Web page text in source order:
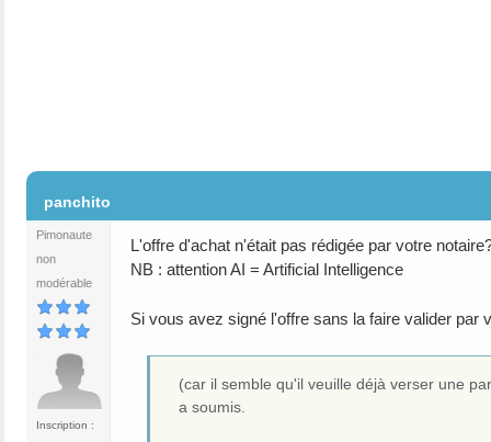
panchito
Pimonaute
non
modérable
Inscription :
L'offre d'achat n'était pas rédigée par votre
NB : attention AI = Artificial Intelligence
Si vous avez signé l'offre sans la faire valider
(car il semble qu'il veuille déjà verser une
a soumis.